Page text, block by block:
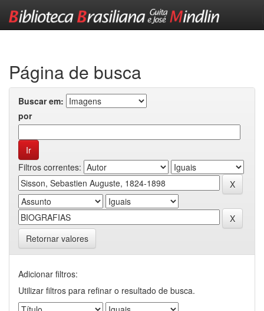
Página de busca
Buscar em:
por
Filtros correntes:
Retornar valores
Adicionar filtros:
Utilizar filtros para refinar o resultado de busca.